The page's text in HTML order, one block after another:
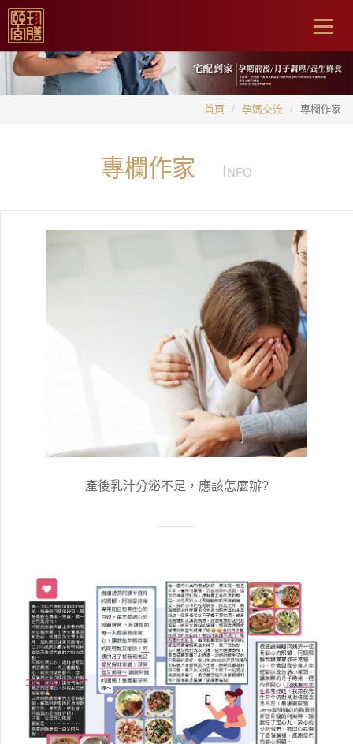
首頁 孕媽交流 專欄作家
專欄作家 INFO
產後乳汁分泌不足，應該怎麼辦?